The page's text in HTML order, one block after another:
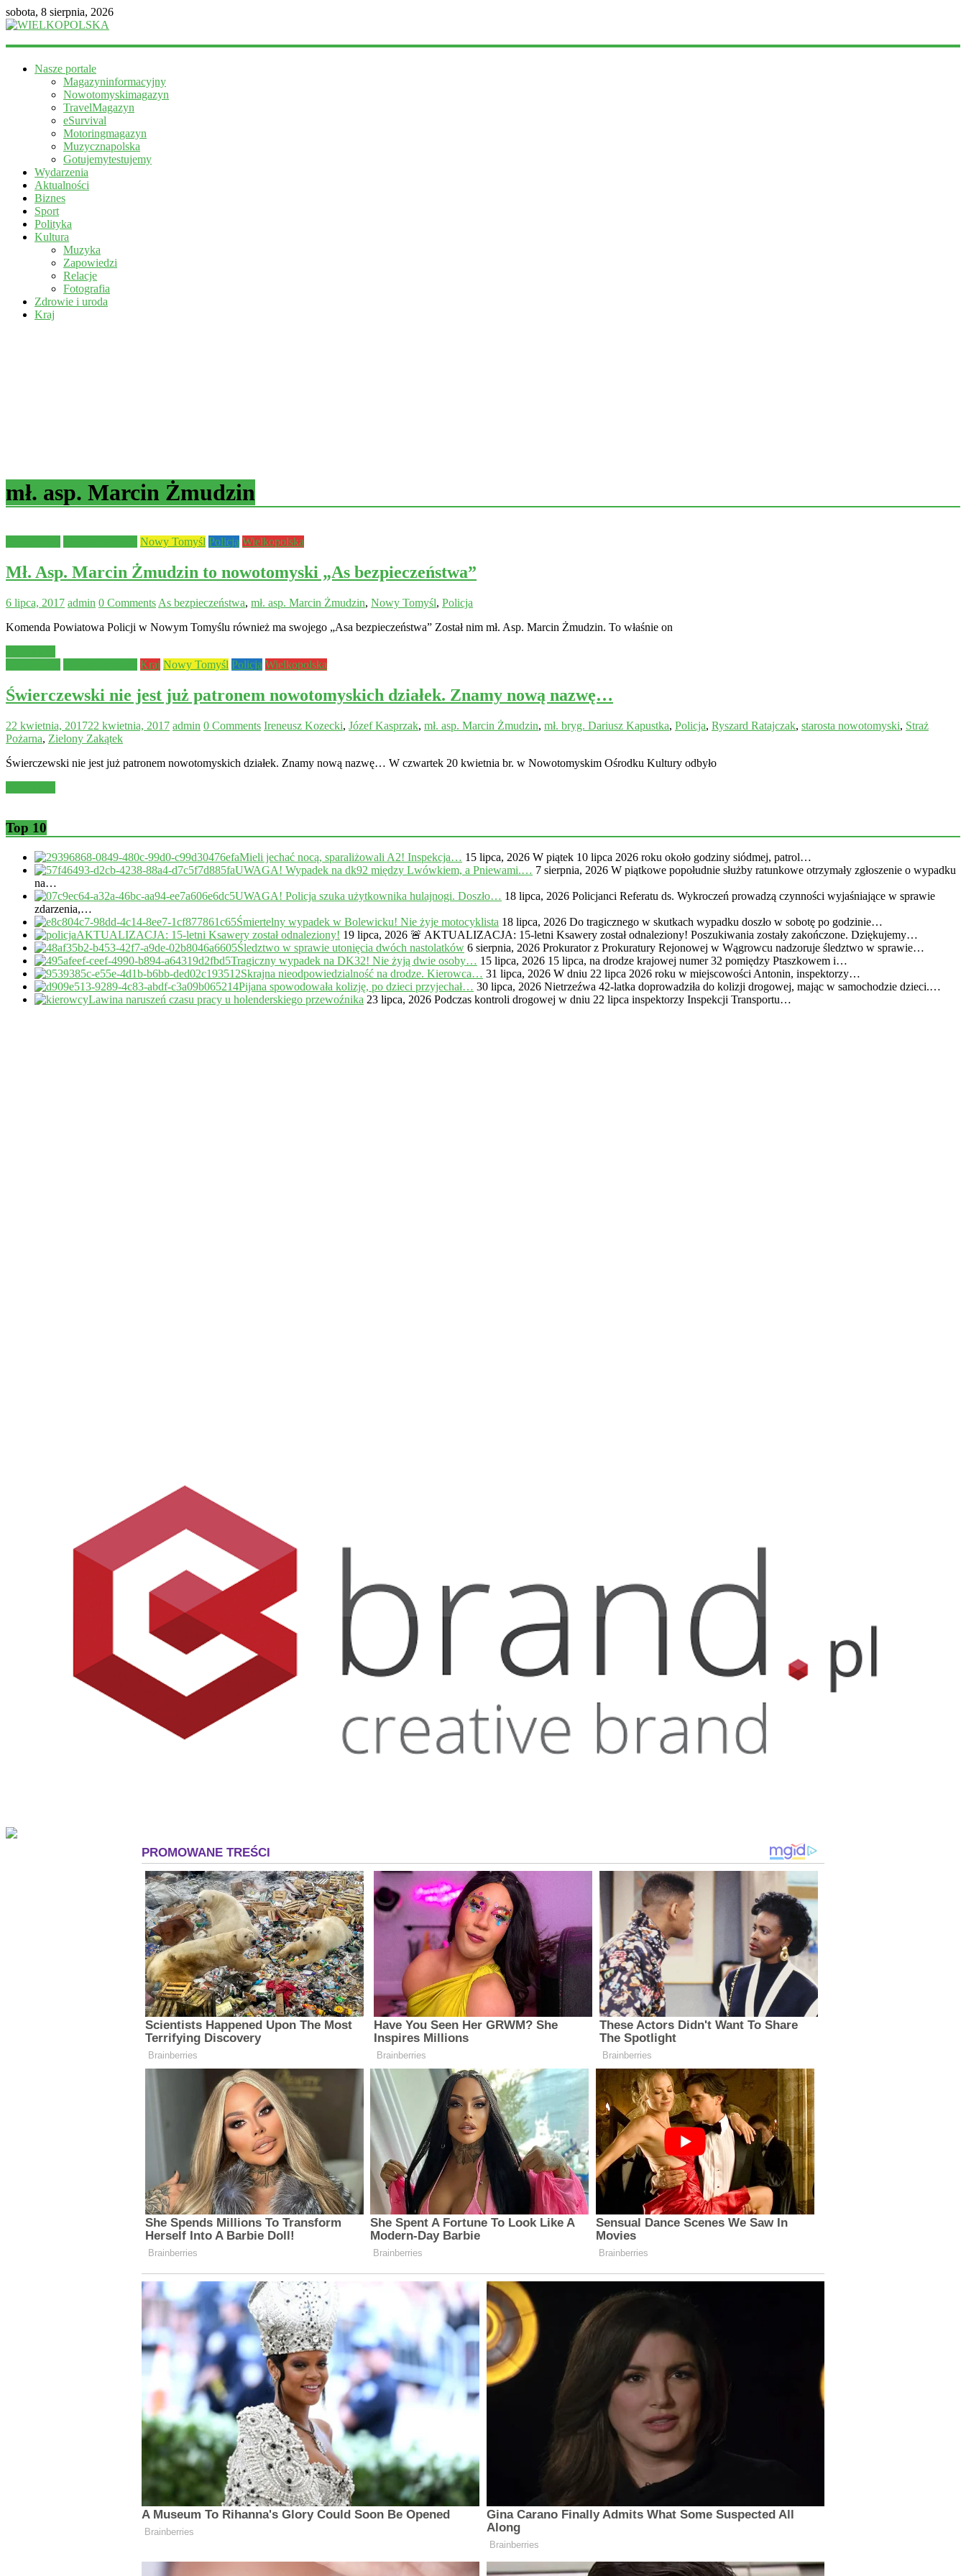
sobota, 8 sierpnia, 2026
WIELKOPOLSKA
informacyjny
Nasze portale
Magazyninformacyjny
Nowotomyskimagazyn
TravelMagazyn
eSurvival
Motoringmagazyn
Muzycznapolska
Gotujemytestujemy
Wydarzenia
Aktualności
Biznes
Sport
Polityka
Kultura
Muzyka
Zapowiedzi
Relacje
Fotografia
Zdrowie i uroda
Kraj
mł. asp. Marcin Żmudzin
Nowy Tomyśl Policja Wielkopolska
Mł. Asp. Marcin Żmudzin to nowotomyski „As bezpieczeństwa”
6 lipca, 2017 admin 0 Comments As bezpieczeństwa, mł. asp. Marcin Żmudzin, Nowy Tomyśl, Policja
Komenda Powiatowa Policji w Nowym Tomyślu również ma swojego „Asa bezpieczeństwa” Został nim mł. Asp. Marcin Żmudzin. To właśnie on
Kraj Nowy Tomyśl Policja Wielkopolska
Świerczewski nie jest już patronem nowotomyskich działek. Znamy nową nazwę…
22 kwietnia, 201722 kwietnia, 2017 admin 0 Comments Ireneusz Kozecki, Józef Kasprzak, mł. asp. Marcin Żmudzin, mł. bryg. Dariusz Kapustka, Policja, Ryszard Ratajczak, starosta nowotomyski, Straż
Pożarna, Zielony Zakątek
Świerczewski nie jest już patronem nowotomyskich działek. Znamy nową nazwę… W czwartek 20 kwietnia br. w Nowotomyskim Ośrodku Kultury odbyło
Top 10
Mieli jechać nocą, sparaliżowali A2! Inspekcja… 15 lipca, 2026 W piątek 10 lipca 2026 roku około godziny siódmej, patrol…
UWAGA! Wypadek na dk92 między Lwówkiem, a Pniewami.… 7 sierpnia, 2026 W piątkowe popołudnie służby ratunkowe otrzymały zgłoszenie o wypadku
na…
UWAGA! Policja szuka użytkownika hulajnogi. Doszło… 18 lipca, 2026 Policjanci Referatu ds. Wykroczeń prowadzą czynności wyjaśniające w sprawie
zdarzenia,…
Śmiertelny wypadek w Bolewicku! Nie żyje motocyklista 18 lipca, 2026 Do tragicznego w skutkach wypadku doszło w sobotę po godzinie…
AKTUALIZACJA: 15-letni Ksawery został odnaleziony! 19 lipca, 2026 🚨 AKTUALIZACJA: 15-letni Ksawery został odnaleziony! Poszukiwania zostały zakończone. Dziękujemy…
Śledztwo w sprawie utonięcia dwóch nastolatków 6 sierpnia, 2026 Prokurator z Prokuratury Rejonowej w Wągrowcu nadzoruje śledztwo w sprawie…
Tragiczny wypadek na DK32! Nie żyją dwie osoby… 15 lipca, 2026 15 lipca, na drodze krajowej numer 32 pomiędzy Ptaszkowem i…
Skrajna nieodpowiedzialność na drodze. Kierowca… 31 lipca, 2026 W dniu 22 lipca 2026 roku w miejscowości Antonin, inspektorzy…
Pijana spowodowała kolizję, po dzieci przyjechał… 30 lipca, 2026 Nietrzeźwa 42-latka doprowadziła do kolizji drogowej, mając w samochodzie dzieci.…
Lawina naruszeń czasu pracy u holenderskiego przewoźnika 23 lipca, 2026 Podczas kontroli drogowej w dniu 22 lipca inspektorzy Inspekcji Transportu…